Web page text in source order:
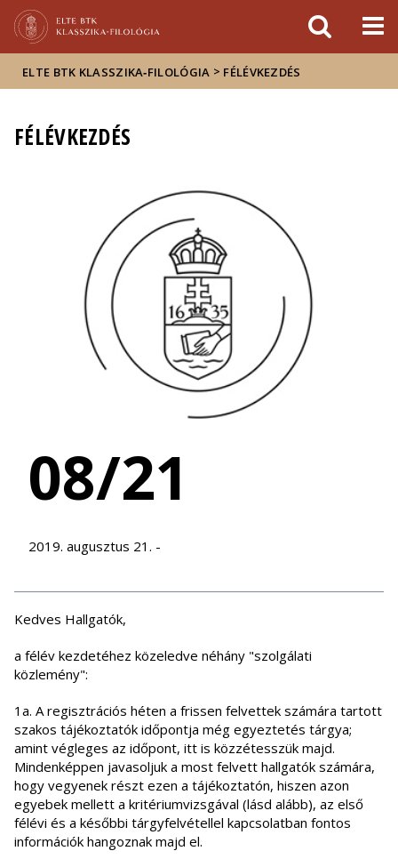
sajtóban
ELTE BTK KLASSZIKA‑FILOLÓGIA > FÉLÉVKEZDÉS
FÉLÉVKEZDÉS
08/21
2019. augusztus 21. -
Kedves Hallgatók,
a félév kezdetéhez közeledve néhány "szolgálati
közlemény":
1a. A regisztrációs héten a frissen felvettek számára tartott
szakos tájékoztatók időpontja még egyeztetés tárgya;
amint végleges az időpont, itt is közzétesszük majd.
Mindenképpen javasoljuk a most felvett hallgatók számára,
hogy vegyenek részt ezen a tájékoztatón, hiszen azon
egyebek mellett a kritériumvizsgával (lásd alább), az első
félévi és a későbbi tárgyfelvétellel kapcsolatban fontos
információk hangoznak majd el.